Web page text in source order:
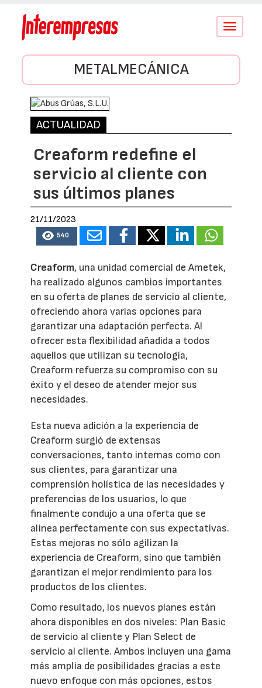
Conmutar
METALMECÁNICA
ACTUALIDAD
Creaform redefine el
servicio al cliente con
sus últimos planes
21/11/2023
540
Creaform, una unidad comercial de Ametek,
ha realizado algunos cambios importantes
en su oferta de planes de servicio al cliente,
ofreciendo ahora varias opciones para
garantizar una adaptación perfecta. Al
ofrecer esta flexibilidad añadida a todos
aquellos que utilizan su tecnología,
Creaform refuerza su compromiso con su
éxito y el deseo de atender mejor sus
necesidades.
Esta nueva adición a la experiencia de
Creaform surgió de extensas
conversaciones, tanto internas como con
sus clientes, para garantizar una
comprensión holística de las necesidades y
preferencias de los usuarios, lo que
finalmente condujo a una oferta que se
alinea perfectamente con sus expectativas.
Estas mejoras no sólo agilizan la
experiencia de Creaform, sino que también
garantizan el mejor rendimiento para los
productos de los clientes.
Como resultado, los nuevos planes están
ahora disponibles en dos niveles: Plan Basic
de servicio al cliente y Plan Select de
servicio al cliente. Ambos incluyen una gama
más amplia de posibilidades gracias a este
nuevo enfoque con más opciones, estos